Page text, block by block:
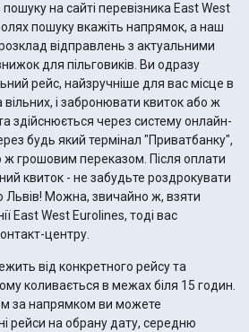
на сайті перевізника East West
пошуку вкажіть напрямок, а наш
відправлень з актуальними
пільговиків. Ви одразу
рейс, найзручніше для вас місце в
вільних, і забронювати квиток або ж
здійснюється через систему онлайн-
будь який термінал "Приватбанку",
переказом. Після оплати
квиток - не забудьте роздрокувати
Львів! Можна, звичайно ж, взяти
East West Eurolines, тоді вас
центру.
від конкретного рейсу та
коливається в межах біля 15 годин.
за напрямком ви можете
рейси на обрану дату, середню